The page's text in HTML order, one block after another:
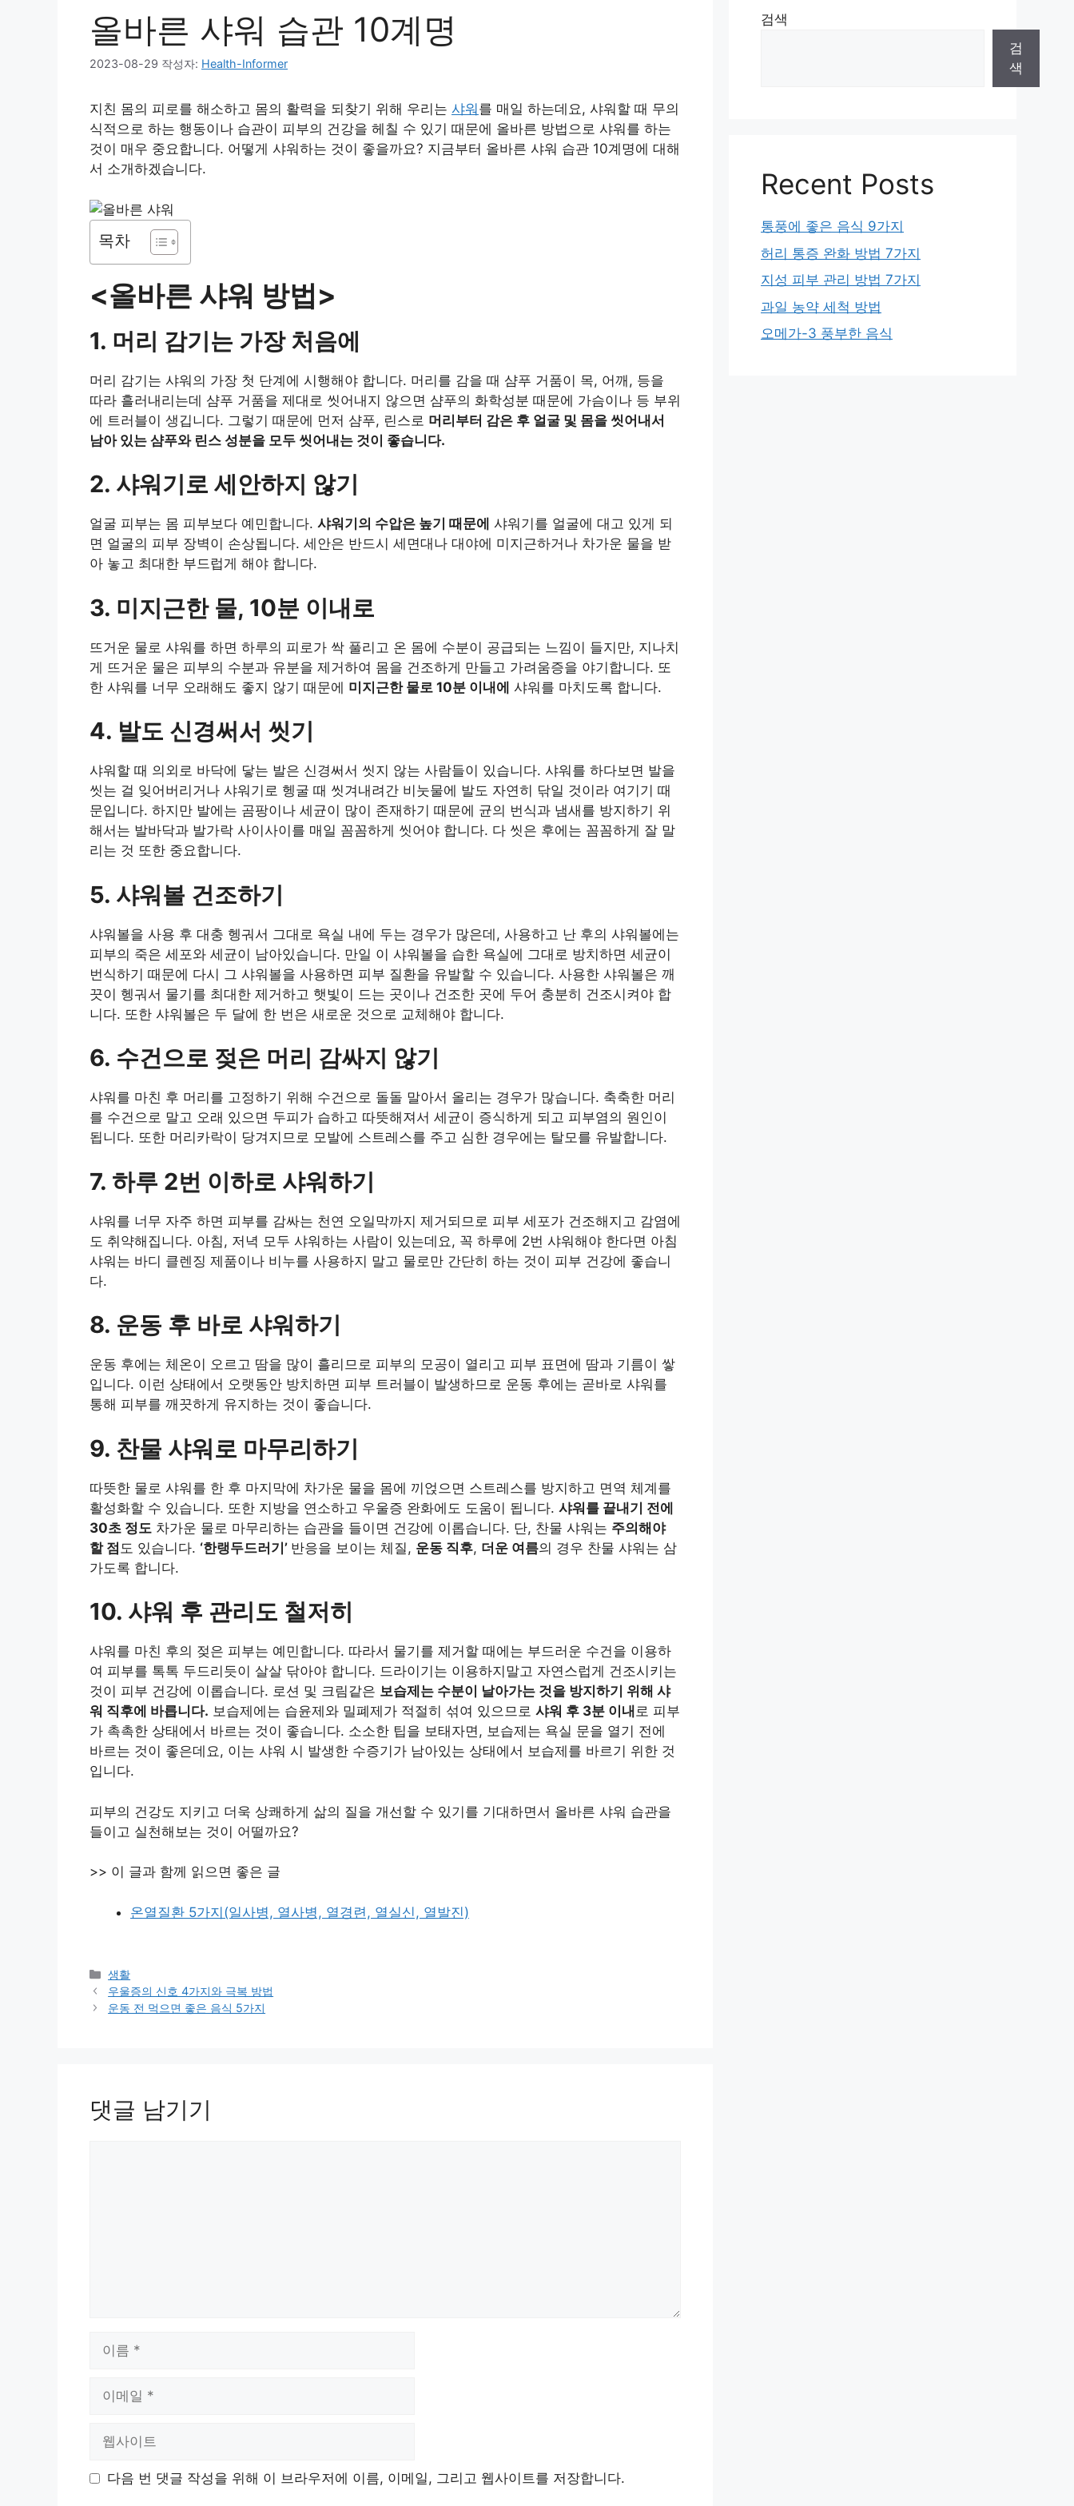
올바른 샤워 습관 10계명
2023-08-29 작성자: Health-Informer
지친 몸의 피로를 해소하고 몸의 활력을 되찾기 위해 우리는 샤워 를 매일 하는데요, 샤워할 때 무의
식적으로 하는 행동이나 습관이 피부의 건강을 헤칠 수 있기 때문에 올바른 방법으로 샤워를 하는
것이 매우 중요합니다. 어떻게 샤워하는 것이 좋을까요? 지금부터 올바른 샤워 습관 10계명에 대해
서 소개하겠습니다.
목차
<올바른 샤워 방법>
1. 머리 감기는 가장 처음에
머리 감기는 샤워의 가장 첫 단계에 시행해야 합니다. 머리를 감을 때 샴푸 거품이 목, 어깨, 등을
따라 흘러내리는데 샴푸 거품을 제대로 씻어내지 않으면 샴푸의 화학성분 때문에 가슴이나 등 부위
에 트러블이 생깁니다. 그렇기 때문에 먼저 샴푸, 린스로 머리부터 감은 후 얼굴 및 몸을 씻어내서
남아 있는 샴푸와 린스 성분을 모두 씻어내는 것이 좋습니다.
2. 샤워기로 세안하지 않기
얼굴 피부는 몸 피부보다 예민합니다. 샤워기의 수압은 높기 때문에 샤워기를 얼굴에 대고 있게 되
면 얼굴의 피부 장벽이 손상됩니다. 세안은 반드시 세면대나 대야에 미지근하거나 차가운 물을 받
아 놓고 최대한 부드럽게 해야 합니다.
3. 미지근한 물, 10분 이내로
뜨거운 물로 샤워를 하면 하루의 피로가 싹 풀리고 온 몸에 수분이 공급되는 느낌이 들지만, 지나치
게 뜨거운 물은 피부의 수분과 유분을 제거하여 몸을 건조하게 만들고 가려움증을 야기합니다. 또
한 샤워를 너무 오래해도 좋지 않기 때문에 미지근한 물로 10분 이내에 샤워를 마치도록 합니다.
4. 발도 신경써서 씻기
샤워할 때 의외로 바닥에 닿는 발은 신경써서 씻지 않는 사람들이 있습니다. 샤워를 하다보면 발을
씻는 걸 잊어버리거나 샤워기로 헹굴 때 씻겨내려간 비눗물에 발도 자연히 닦일 것이라 여기기 때
문입니다. 하지만 발에는 곰팡이나 세균이 많이 존재하기 때문에 균의 번식과 냄새를 방지하기 위
해서는 발바닥과 발가락 사이사이를 매일 꼼꼼하게 씻어야 합니다. 다 씻은 후에는 꼼꼼하게 잘 말
리는 것 또한 중요합니다.
5. 샤워볼 건조하기
샤워볼을 사용 후 대충 헹궈서 그대로 욕실 내에 두는 경우가 많은데, 사용하고 난 후의 샤워볼에는
피부의 죽은 세포와 세균이 남아있습니다. 만일 이 샤워볼을 습한 욕실에 그대로 방치하면 세균이
번식하기 때문에 다시 그 샤워볼을 사용하면 피부 질환을 유발할 수 있습니다. 사용한 샤워볼은 깨
끗이 헹궈서 물기를 최대한 제거하고 햇빛이 드는 곳이나 건조한 곳에 두어 충분히 건조시켜야 합
니다. 또한 샤워볼은 두 달에 한 번은 새로운 것으로 교체해야 합니다.
6. 수건으로 젖은 머리 감싸지 않기
샤워를 마친 후 머리를 고정하기 위해 수건으로 돌돌 말아서 올리는 경우가 많습니다. 축축한 머리
를 수건으로 말고 오래 있으면 두피가 습하고 따뜻해져서 세균이 증식하게 되고 피부염의 원인이
됩니다. 또한 머리카락이 당겨지므로 모발에 스트레스를 주고 심한 경우에는 탈모를 유발합니다.
7. 하루 2번 이하로 샤워하기
샤워를 너무 자주 하면 피부를 감싸는 천연 오일막까지 제거되므로 피부 세포가 건조해지고 감염에
도 취약해집니다. 아침, 저녁 모두 샤워하는 사람이 있는데요, 꼭 하루에 2번 샤워해야 한다면 아침
샤워는 바디 클렌징 제품이나 비누를 사용하지 말고 물로만 간단히 하는 것이 피부 건강에 좋습니
다.
8. 운동 후 바로 샤워하기
운동 후에는 체온이 오르고 땀을 많이 흘리므로 피부의 모공이 열리고 피부 표면에 땀과 기름이 쌓
입니다. 이런 상태에서 오랫동안 방치하면 피부 트러블이 발생하므로 운동 후에는 곧바로 샤워를
통해 피부를 깨끗하게 유지하는 것이 좋습니다.
9. 찬물 샤워로 마무리하기
따뜻한 물로 샤워를 한 후 마지막에 차가운 물을 몸에 끼얹으면 스트레스를 방지하고 면역 체계를
활성화할 수 있습니다. 또한 지방을 연소하고 우울증 완화에도 도움이 됩니다. 샤워를 끝내기 전에
30초 정도 차가운 물로 마무리하는 습관을 들이면 건강에 이롭습니다. 단, 찬물 샤워는 주의해야
할 점 도 있습니다. ‘한랭두드러기’ 반응을 보이는 체질, 운동 직후, 더운 여름의 경우 찬물 샤워는 삼
가도록 합니다.
10. 샤워 후 관리도 철저히
샤워를 마친 후의 젖은 피부는 예민합니다. 따라서 물기를 제거할 때에는 부드러운 수건을 이용하
여 피부를 톡톡 두드리듯이 살살 닦아야 합니다. 드라이기는 이용하지말고 자연스럽게 건조시키는
것이 피부 건강에 이롭습니다. 로션 및 크림같은 보습제는 수분이 날아가는 것을 방지하기 위해 샤
워 직후에 바릅니다. 보습제에는 습윤제와 밀폐제가 적절히 섞여 있으므로 샤워 후 3분 이내 로 피부
가 촉촉한 상태에서 바르는 것이 좋습니다. 소소한 팁을 보태자면, 보습제는 욕실 문을 열기 전에
바르는 것이 좋은데요, 이는 샤워 시 발생한 수증기가 남아있는 상태에서 보습제를 바르기 위한 것
입니다.
피부의 건강도 지키고 더욱 상쾌하게 삶의 질을 개선할 수 있기를 기대하면서 올바른 샤워 습관을
들이고 실천해보는 것이 어떨까요?
>> 이 글과 함께 읽으면 좋은 글
온열질환 5가지(일사병, 열사병, 열경련, 열실신, 열발진)
카
테
고
생활
우울증의 신호 4가지와 극복 방법
운동 전 먹으면 좋은 음식 5가지
댓글 남기기
이 다음 번 댓글 작성을 위해 이 브라우저에 이름, 이메일, 그리고 웹사이트를 저장합니다.
검색
검
색
Recent Posts
통풍에 좋은 음식 9가지
허리 통증 완화 방법 7가지
지성 피부 관리 방법 7가지
과일 농약 세척 방법
오메가-3 풍부한 음식